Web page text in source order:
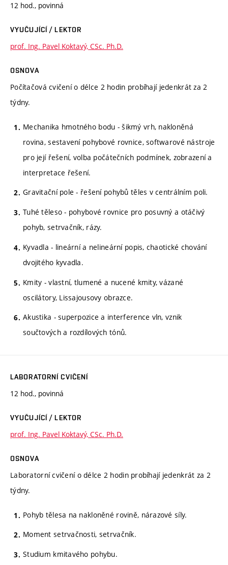
12 hod., povinná
VYUČUJÍCÍ / LEKTOR
prof. Ing. Pavel Koktavý, CSc. Ph.D.
OSNOVA
Počítačová cvičení o délce 2 hodin probíhají jedenkrát za 2
týdny.
Mechanika hmotného bodu - šikmý vrh, nakloněná
rovina, sestavení pohybové rovnice, softwarové nástroje
pro její řešení, volba počátečních podmínek, zobrazení a
interpretace řešení.
Gravitační pole - řešení pohybů těles v centrálním poli.
Tuhé těleso - pohybové rovnice pro posuvný a otáčivý
pohyb, setrvačník, rázy.
Kyvadla - lineární a nelineární popis, chaotické chování
dvojitého kyvadla.
Kmity - vlastní, tlumené a nucené kmity, vázané
oscilátory, Lissajousovy obrazce.
Akustika - superpozice a interference vln, vznik
součtových a rozdílových tónů.
LABORATORNÍ CVIČENÍ
12 hod., povinná
VYUČUJÍCÍ / LEKTOR
prof. Ing. Pavel Koktavý, CSc. Ph.D.
OSNOVA
Laboratorní cvičení o délce 2 hodin probíhají jedenkrát za 2
týdny.
Pohyb tělesa na nakloněné rovině, nárazové síly.
Moment setrvačnosti, setrvačník.
Studium kmitavého pohybu.